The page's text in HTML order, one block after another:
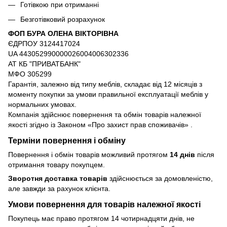
Готівкою при отриманні
Безготівковий розрахунок
ФОП БУРА ОЛЕНА ВІКТОРІВНА
ЄДРПОУ 3124417024
UA 443052990000026004006302336
АТ КБ "ПРИВАТБАНК"
МФО 305299
Гарантія, залежно від типу меблів, складає від 12 місяців з
моменту покупки за умови правильної експлуатації меблів у
нормальних умовах.
Компанія здійснює повернення та обмін товарів належної
якості згідно із Законом «Про захист прав споживачів»
Терміни повернення і обміну
Повернення і обмін товарів можливий протягом 14 днів після
отримання товару покупцем.
Зворотня доставка товарів здійснюється за домовленістю,
але завжди за рахунок клієнта.
Умови повернення для товарів належної якості
Покупець має право протягом 14 чотирнадцяти днів, не